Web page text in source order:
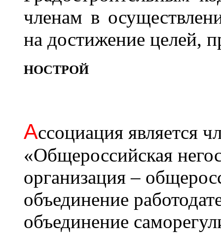
членам в
на достижение целей,
НОСТРОЙ
Ассоциация является
«Общероссийская
организация –
объединение
объединение